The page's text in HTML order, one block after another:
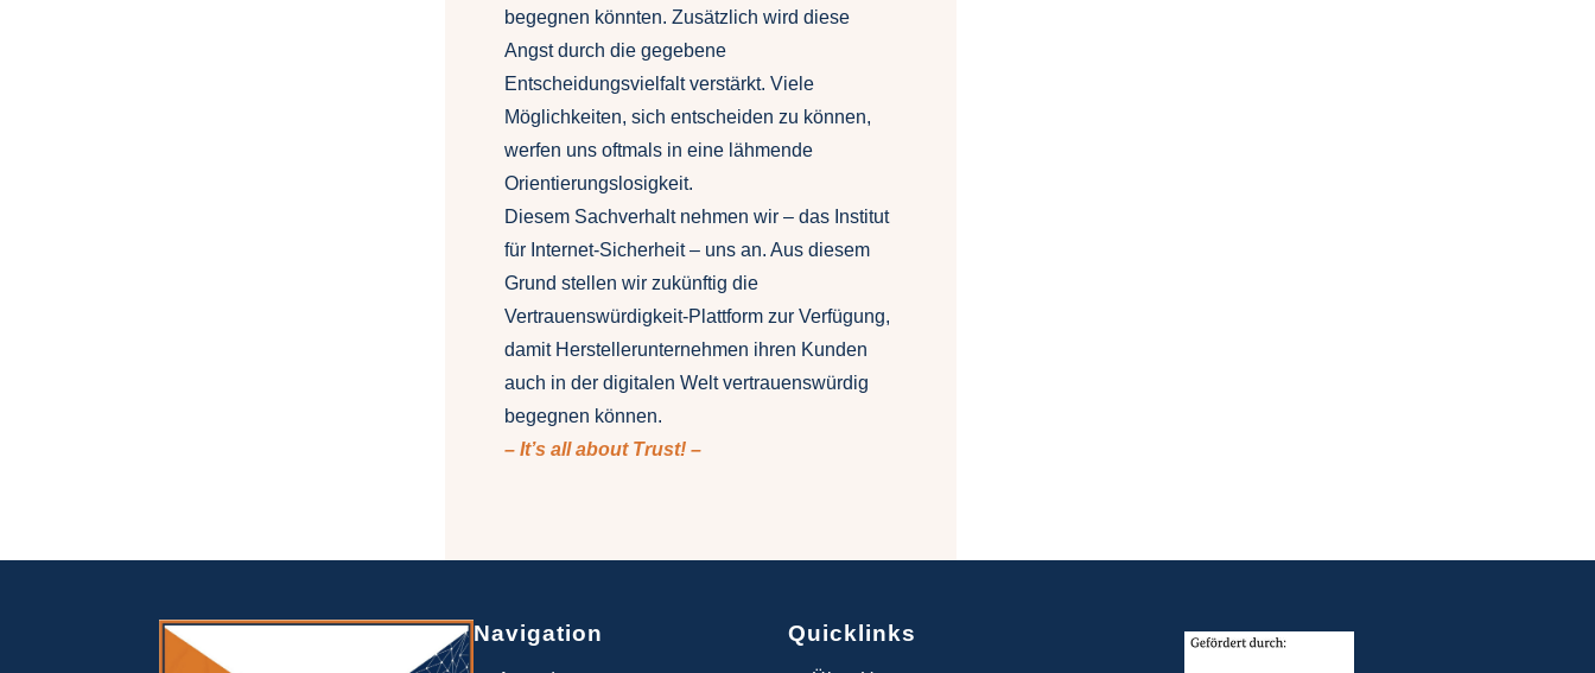
begegnen könnten. Zusätzlich wird diese
Angst durch die gegebene
Entscheidungsvielfalt verstärkt. Viele
Möglichkeiten, sich entscheiden zu können,
werfen uns oftmals in eine lähmende
Orientierungslosigkeit.
Diesem Sachverhalt nehmen wir – das Institut
für Internet-Sicherheit – uns an. Aus diesem
Grund stellen wir zukünftig die
Vertrauenswürdigkeit-Plattform zur Verfügung,
damit Herstellerunternehmen ihren Kunden
auch in der digitalen Welt vertrauenswürdig
begegnen können.
– It’s all about Trust! –
Navigation Quicklinks